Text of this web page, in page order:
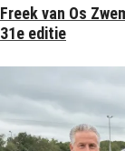
Freek van Os
31e editie